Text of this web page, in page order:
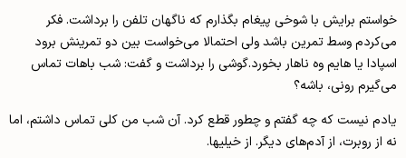
خواستم برایش با شوخی پیغام بگذارم که ناگهان تلفن را برداشت. فکر
می‌کردم وسط تمرین باشد ولی احتمالا می‌خواست بین دو تمرینش برود
اسپادا یا هایم وه ناهار بخورد.گوشی را برداشت و گفت: شب باهات تماس
می‌گیرم رونی، باشه؟
یادم نیست که چه گفتم و چطور قطع کرد. آن شب من کلی تماس داشتم، اما
نه از روبرت، از آدم‌های دیگر. از خیلی­ها.